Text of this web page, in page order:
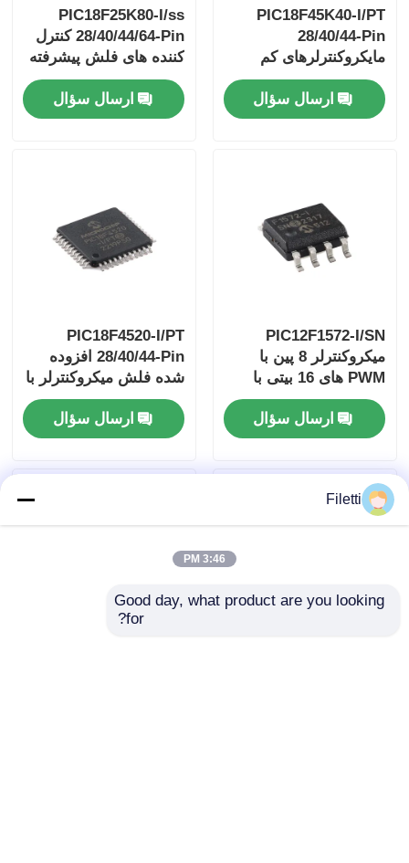
PIC18F45K40-I/PT
28/40/44-Pin
مایکروکنترلرهای کم
قدرت با عملکرد بالا با
فناوری XLP ارسال سؤال
PIC18F25K80-I/ss
28/40/44/64-Pin کنترل
کننده های فلش پیشرفته
با تکنولوژی ECANTM
XLP
ارسال سؤال
PIC12F1572-I/SN
میکروکنترلر 8 پین با
PWM های 16 بیتی با
دقت بالا
ارسال سؤال
PIC18F4520-I/PT
28/40/44-Pin افزوده
شده فلش میکروکنترلر با
10 بیت A / D و قدرت
بسیار کم (XLP)
تکنولوژی
ارسال سؤال
Filetti
3:46 PM
Good day, what product are you looking
for?